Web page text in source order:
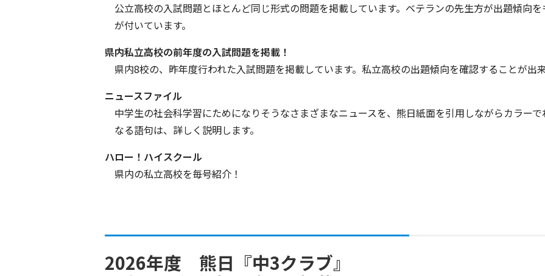
公立高校の入試問題とほとんど同じ形式の問題を掲載しています。ベテランの先生方が出題傾向
が付いています。
県内私立高校の前年度の入試問題を掲載！
県内8校の、昨年度行われた入試問題を掲載しています。私立高校の出題傾向を確認することが出来
ニュースファイル
中学生の社会科学習にためになりそうなさまざまなニュースを、熊日紙面を引用しながらカラー
なる語句は、詳しく説明します。
ハロー！ハイスクール
県内の私立高校を毎号紹介！
2026年度 熊日『中3クラブ』